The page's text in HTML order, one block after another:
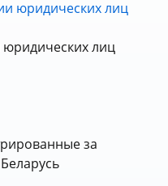
юридических лиц
юридических лиц
за